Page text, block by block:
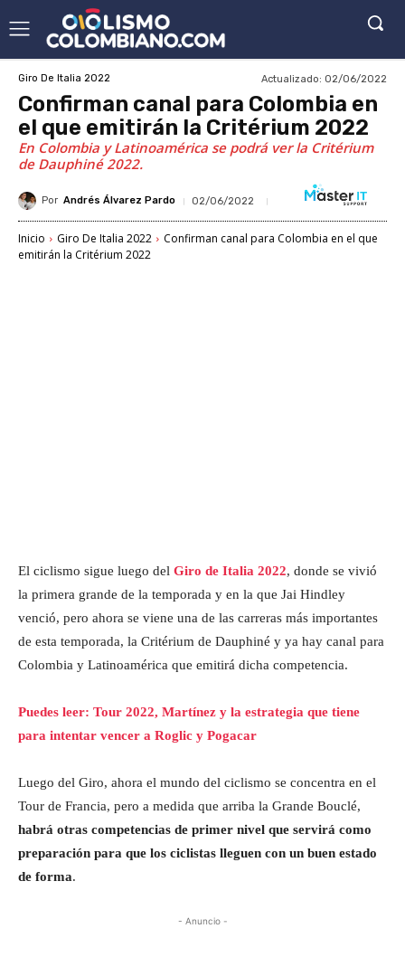
Giro De Italia 2022 Actualizado: 02/06/2022
Confirman canal para Colombia en
el que emitirán la Critérium 2022
En Colombia y Latinoamérica se podrá ver la Critérium
de Dauphiné 2022.
Por Andrés Álvarez Pardo 02/06/2022
Inicio Giro De Italia 2022
Confirman canal para Colombia en el que
emitirán la Critérium 2022
El ciclismo sigue luego del Giro de Italia 2022, donde se vivió
la primera grande de la temporada y en la que Jai Hindley
venció, pero ahora se viene una de las carreras más importantes
de esta temporada, la Critérium de Dauphiné y ya hay canal para
Colombia y Latinoamérica que emitirá dicha competencia.
Puedes leer: Tour 2022, Martínez y la estrategia que tiene
para intentar vencer a Roglic y Pogacar
Luego del Giro, ahora el mundo del ciclismo se concentra en el
Tour de Francia, pero a medida que arriba la Grande Bouclé,
habrá otras competencias de primer nivel que servirá como
preparación para que los ciclistas lleguen con un buen estado
de forma.
- Anuncio -